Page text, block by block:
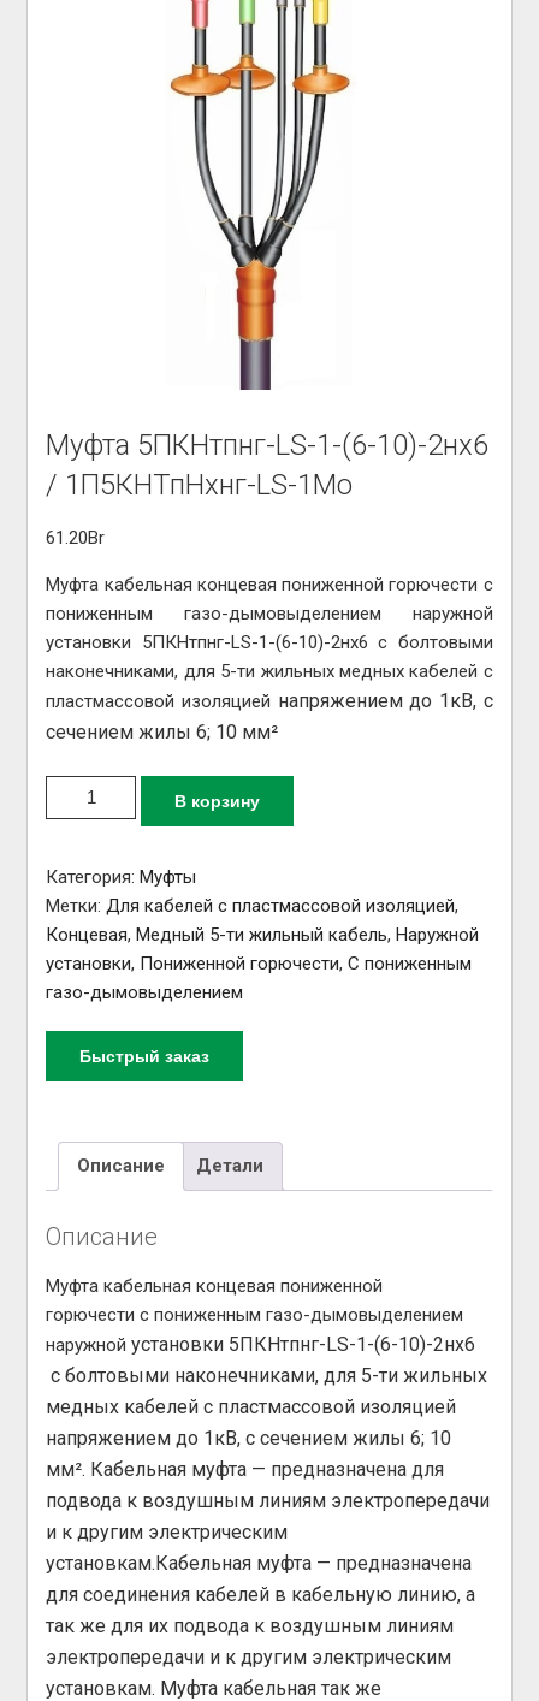
Муфта 5ПКНтпнг-LS-1-(6-10)-2нх6
/ 1П5КНТпНхнг-LS-1Мо
61.20Br
Муфта кабельная концевая пониженной горючести c
пониженным газо-дымовыделением наружной
установки 5ПКНтпнг-LS-1-(6-10)-2нх6 с болтовыми
наконечниками, для 5-ти жильных медных кабелей с
пластмассовой изоляцией напряжением до 1кВ, с
сечением жилы 6; 10 мм²
Количество товара Муфта 5ПКНтпнг-LS-1-(6-
10)-2нх6 / 1П5КНТпНхнг-LS-1Мо
В корзину
Категория:Муфты
Метки:Для кабелей с пластмассовой изоляцией,
Концевая,Медный 5-ти жильный кабель,Наружной
установки, Пониженной горючести,С пониженным
газо-дымовыделением
Быстрый заказ
Описание Детали
Описание
Муфта кабельная концевая пониженной
горючести c пониженным газо-дымовыделением
наружной установки 5ПКНтпнг-LS-1-(6-10)-2нх6
с болтовыми наконечниками, для 5-ти жильных
медных кабелей с пластмассовой изоляцией
напряжением до 1кВ, с сечением жилы 6; 10
мм². Кабельная муфта — предназначена для
подвода к воздушным линиям электропередачи
и к другим электрическим
установкам.Кабельная муфта — предназначена
для соединения кабелей в кабельную линию, а
так же для их подвода к воздушным линиям
электропередачи и к другим электрическим
установкам. Муфта кабельная так же